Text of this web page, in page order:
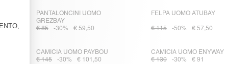
PANTALONCINI UOMO
GREZBAY
€ 85
-30% € 59,50
FELPA UOMO ATUBAY
€ 115 -50% € 57,50
CAMICIA UOMO PAYBOU
€ 145
-30% € 101,50
CAMICIA UOMO ENYWAY
€ 130
-30% € 91